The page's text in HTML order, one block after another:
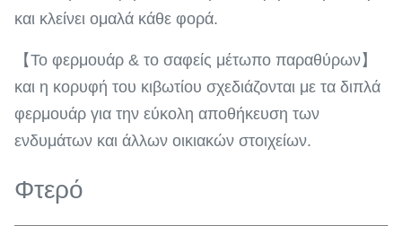
και κλείνει ομαλά κάθε φορά.
【Το φερμουάρ & το σαφείς μέτωπο παραθύρων】
και η κορυφή του κιβωτίου σχεδιάζονται με τα διπλά
φερμουάρ για την εύκολη αποθήκευση των
ενδυμάτων και άλλων οικιακών στοιχείων.
Φτερό